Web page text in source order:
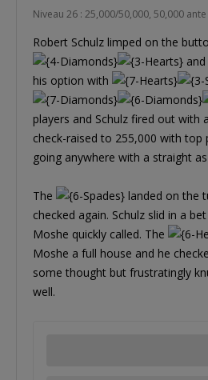
Niveau 26 : 25,000/50,000, 50,000 ante
Robert Schulz limped on the
his option with
players and Schulz fired out with
check-raised to 255,000 with top
going anywhere with a straight
The
landed on the
checked again. Schulz slid in a
Moshe quickly called. The
Moshe a full house and he
some thought but frustratingly
well.